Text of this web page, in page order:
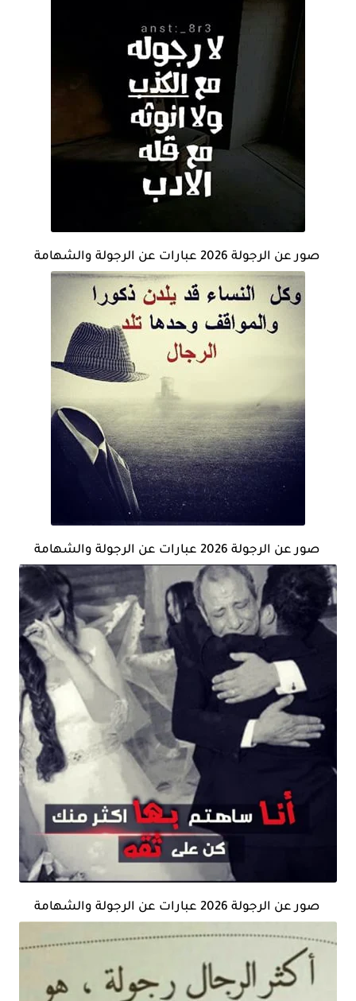
صور عن الرجولة 2026 عبارات عن الرجولة والشهامة
صور عن الرجولة 2026 عبارات عن الرجولة والشهامة
صور عن الرجولة 2026 عبارات عن الرجولة والشهامة